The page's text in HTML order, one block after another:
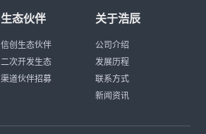
生态伙伴
信创生态伙伴
二次开发生态
渠道伙伴招募
关于浩辰
公司介绍
发展历程
联系方式
新闻资讯